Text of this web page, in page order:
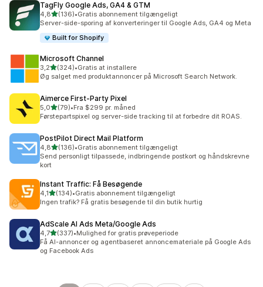
TagFly Google Ads, GA4 & GTM
4,8ud af 5 stjerner
(136)
136 anmeldelser i alt
•Gratis abonnement tilgængeligt
Server-side-sporing af konverteringer til Google Ads, GA4 og Meta
Built for Shopify
Microsoft Channel
3,2ud af 5 stjerner
(324)
324 anmeldelser i alt
•Gratis at installere
Øg salget med produktannoncer på Microsoft Search Network.
Aimerce First‑Party Pixel
5,0ud af 5 stjerner
(79)
79 anmeldelser i alt
•Fra $299 pr. måned
Førstepartspixel og server-side tracking til at forbedre dit ROAS.
PostPilot Direct Mail Platform
4,8ud af 5 stjerner
(136)
136 anmeldelser i alt
•Gratis abonnement tilgængeligt
Send personligt tilpassede, indbringende postkort og håndskrevne
kort
Instant Traffic: Få Besøgende
4,1ud af 5 stjerner
(134)
134 anmeldelser i alt
•Gratis abonnement tilgængeligt
Ingen trafik? Få gratis besøgende til din butik hurtig
AdScale AI Ads Meta/Google Ads
4,7ud af 5 stjerner
(337)
337 anmeldelser i alt
•Mulighed for gratis prøveperiode
Få AI-annoncer og agentbaseret annoncemateriale på Google Ads
og Facebook Ads